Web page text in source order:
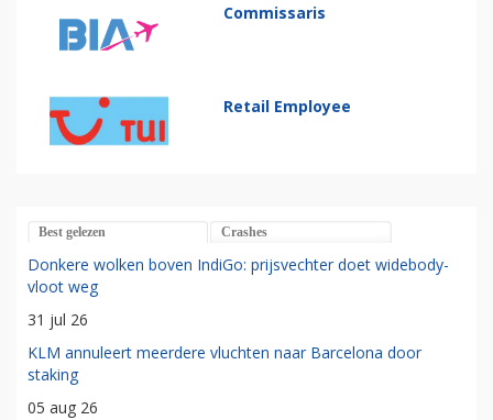
Commissaris
Retail Employee
Best gelezen Crashes
Donkere wolken boven IndiGo: prijsvechter doet widebody-
vloot weg
31 jul 26
KLM annuleert meerdere vluchten naar Barcelona door
staking
05 aug 26